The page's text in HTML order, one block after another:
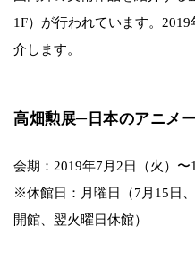
1F）が行われています。
介します。
高畑勲展─日本のアニメ
会期：2019年7月2日（火）〜
※休館日：月曜日（7月15日
開館、翌火曜日休館）